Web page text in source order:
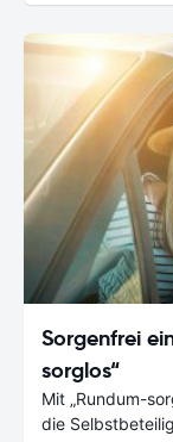
Sorgenfrei
sorglos“
Mit „Rundum-
die